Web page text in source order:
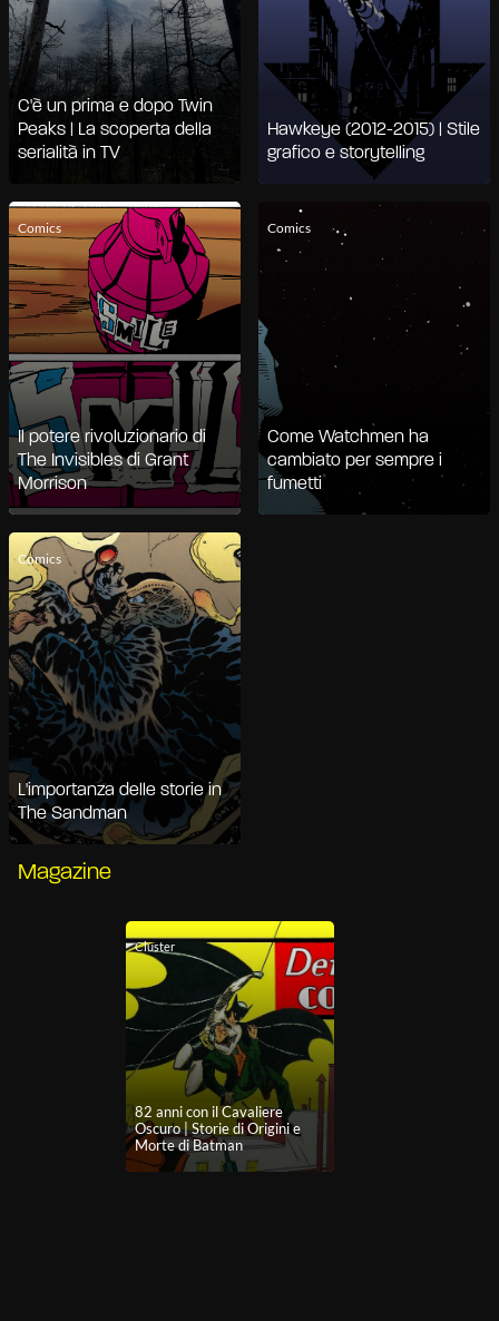
C'è un prima e dopo Twin
Peaks | La scoperta della
serialità in TV
Hawkeye (2012-2015) | Stile
grafico e storytelling
Comics
Il potere rivoluzionario di
The Invisibles di Grant
Morrison
Comics
Come Watchmen ha
cambiato per sempre i
fumetti
Comics
L'importanza delle storie in
The Sandman
Magazine
Cluster
82 anni con il Cavaliere
Oscuro | Storie di Origini e
Morte di Batman